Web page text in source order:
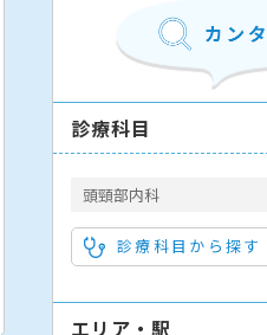
診療科目
頭頸部内科
診療科目から探す
エリア・駅